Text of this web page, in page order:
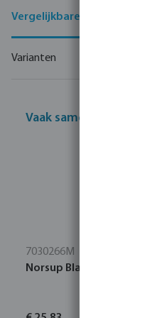
Vergelijkbare producten
Varianten
Vaak samen gekocht
7030266M
Norsup Bladschepnet diep